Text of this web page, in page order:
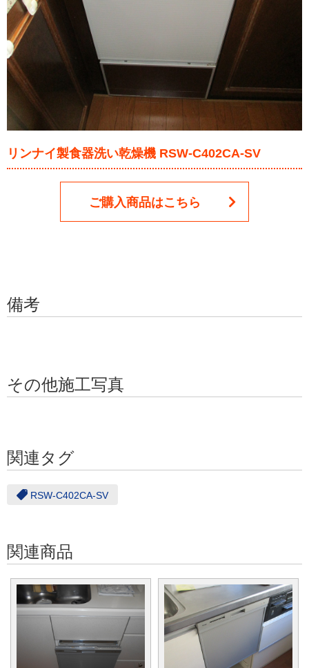
リンナイ製食器洗い乾燥機 RSW-C402CA-SV
ご購入商品はこちら
備考
その他施工写真
関連タグ
RSW-C402CA-SV
関連商品